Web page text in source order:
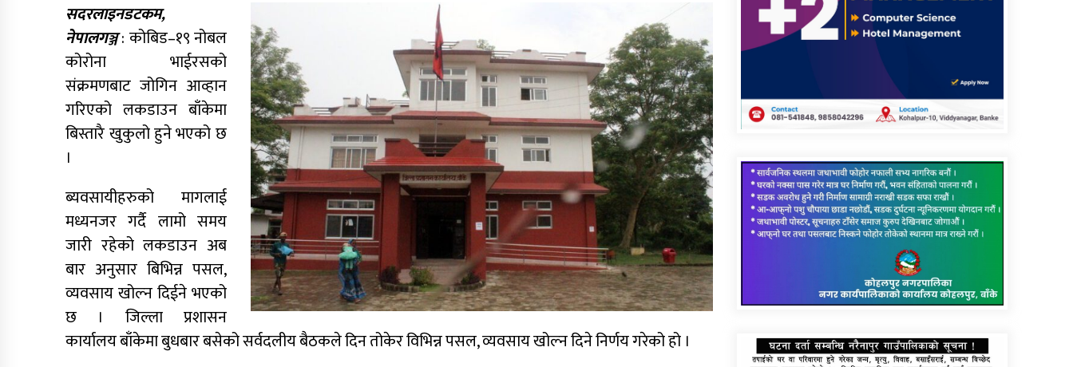
सदरलाइनडटकम,
नेपालगञ्ज: कोबिड–१९ नोबल
कोरोना भाईरसको
संक्रमणबाट जोगिन आव्हान
गरिएको लकडाउन बाँकेमा
बिस्तारै खुकुलो हुने भएको छ
।
ब्यवसायीहरुको मागलाई
मध्यनजर गर्दै लामो समय
जारी रहेको लकडाउन अब
बार अनुसार बिभिन्न पसल,
व्यवसाय खोल्न दिईने भएको
छ । जिल्ला प्रशासन
कार्यालय बाँकेमा बुधबार बसेको सर्वदलीय बैठकले दिन तोकेर विभिन्न पसल, व्यवसाय खोल्न दिने निर्णय गरेको हो ।